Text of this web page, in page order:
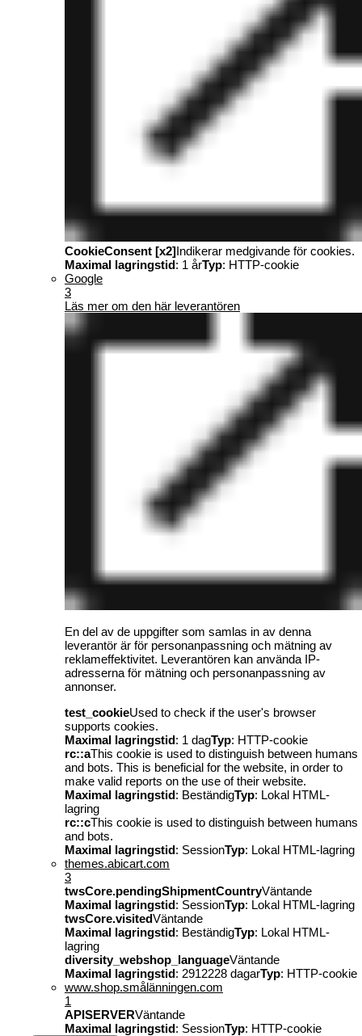
CookieConsent [x2]Indikerar medgivande för cookies.
Maximal lagringstid: 1 årTyp: HTTP-cookie
Google
3
Läs mer om den här leverantören
En del av de uppgifter som samlas in av denna
leverantör är för personanpassning och mätning av
reklameffektivitet. Leverantören kan använda IP-
adresserna för mätning och personanpassning av
annonser.
test_cookieUsed to check if the user's browser
supports cookies.
Maximal lagringstid: 1 dagTyp: HTTP-cookie
rc::aThis cookie is used to distinguish between humans
and bots. This is beneficial for the website, in order to
make valid reports on the use of their website.
Maximal lagringstid: BeständigTyp: Lokal HTML-
lagring
rc::cThis cookie is used to distinguish between humans
and bots.
Maximal lagringstid: SessionTyp: Lokal HTML-lagring
themes.abicart.com
3
twsCore.pendingShipmentCountryVäntande
Maximal lagringstid: SessionTyp: Lokal HTML-lagring
twsCore.visitedVäntande
Maximal lagringstid: BeständigTyp: Lokal HTML-
lagring
diversity_webshop_languageVäntande
Maximal lagringstid: 2912228 dagarTyp: HTTP-cookie
www.shop.smålänningen.com
1
APISERVERVäntande
Maximal lagringstid: SessionTyp: HTTP-cookie